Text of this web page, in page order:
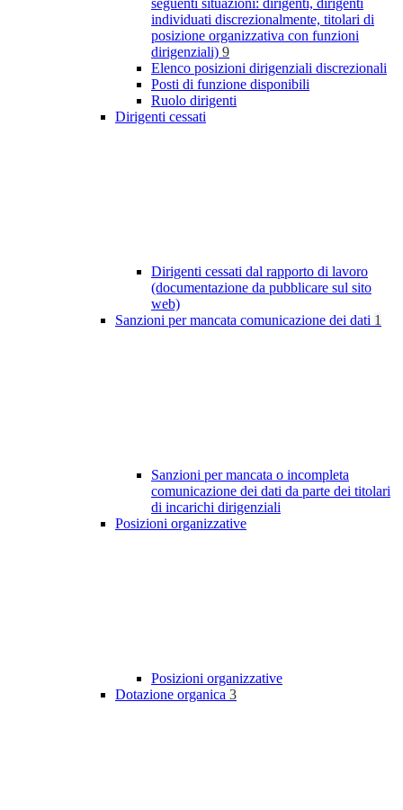
seguenti situazioni: dirigenti, dirigenti
individuati discrezionalmente, titolari di
posizione organizzativa con funzioni
dirigenziali) 9
Elenco posizioni dirigenziali discrezionali
Posti di funzione disponibili
Ruolo dirigenti
Dirigenti cessati
Dirigenti cessati dal rapporto di lavoro
(documentazione da pubblicare sul sito
web)
Sanzioni per mancata comunicazione dei dati 1
Sanzioni per mancata o incompleta
comunicazione dei dati da parte dei titolari
di incarichi dirigenziali
Posizioni organizzative
Posizioni organizzative
Dotazione organica 3